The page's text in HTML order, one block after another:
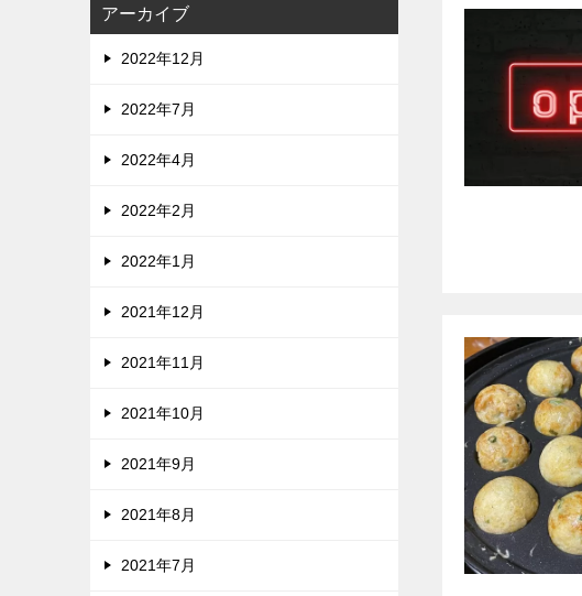
アーカイブ
2022年12月
2022年7月
2022年4月
2022年2月
2022年1月
2021年12月
2021年11月
2021年10月
2021年9月
2021年8月
2021年7月